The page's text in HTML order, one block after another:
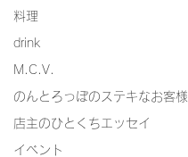
料理
drink
M.C.V.
のんとろっぽのステキなお客様
店主のひとくちエッセイ
イベント